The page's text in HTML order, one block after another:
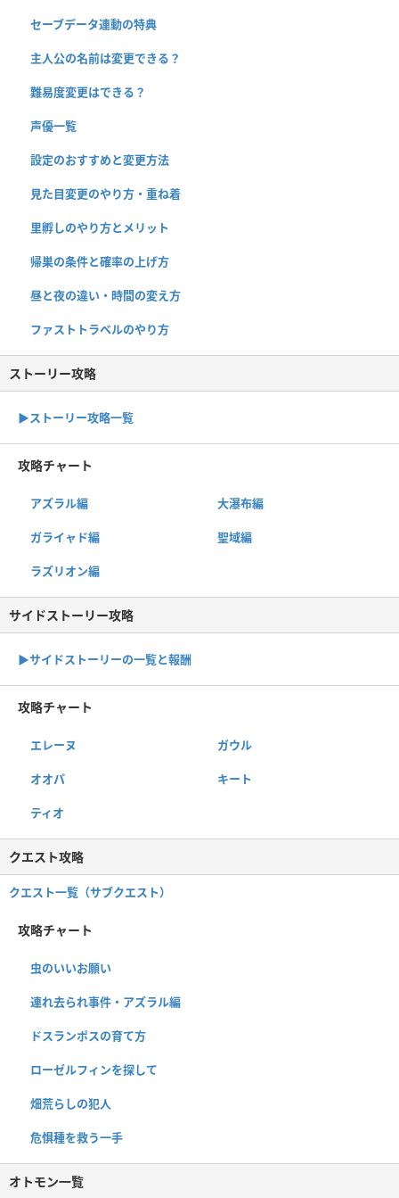
セーブデータ連動の特典
主人公の名前は変更できる？
難易度変更はできる？
声優一覧
設定のおすすめと変更方法
見た目変更のやり方・重ね着
里孵しのやり方とメリット
帰巣の条件と確率の上げ方
昼と夜の違い・時間の変え方
ファストトラベルのやり方
ストーリー攻略
▶︎ストーリー攻略一覧
攻略チャート
アズラル編 大瀑布編
ガライャド編 聖域編
ラズリオン編
サイドストーリー攻略
▶サイドストーリーの一覧と報酬
攻略チャート
エレーヌ ガウル
オオパ キート
ティオ
クエスト攻略
クエスト一覧（サブクエスト）
攻略チャート
虫のいいお願い
連れ去られ事件・アズラル編
ドスランポスの育て方
ローゼルフィンを探して
畑荒らしの犯人
危惧種を救う一手
オトモン一覧